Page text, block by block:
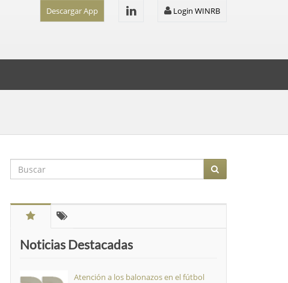
Descargar App Login WINRB
Noticias Destacadas
Atención a los balonazos en el fútbol